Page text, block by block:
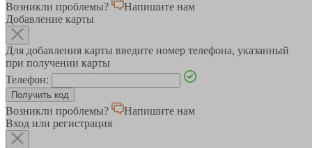
Возникли проблемы?
Напишите нам
Добавление карты
Для добавления карты введите номер телефона, указанный
при получении карты
Телефон:
Возникли проблемы?
Напишите нам
Вход или регистрация